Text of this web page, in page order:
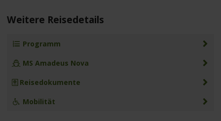
Weitere Reisedetails
Programm
MS Amadeus Nova
Reisedokumente
Mobilität